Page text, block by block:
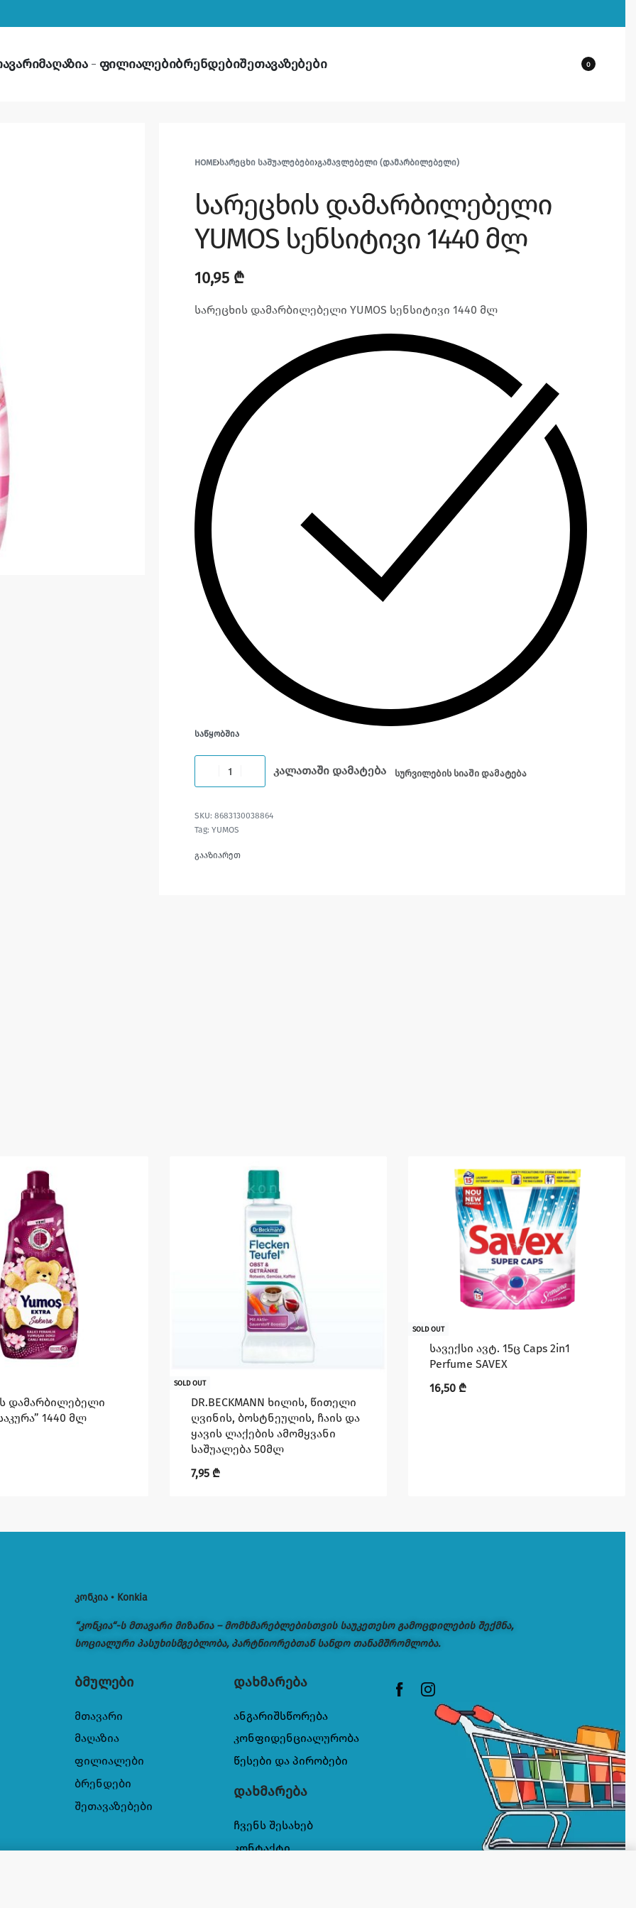
მაღაზია ფილიალებიბრენდებიშეთავაზებები 0
HOME›ᲡᲐᲠᲔᲪᲮᲘ ᲡᲐᲨᲣᲐᲚᲔᲑᲔᲑᲘ›ᲒᲐᲛᲐᲕᲚᲔᲑᲔᲚᲘ (ᲓᲐᲛᲐᲠᲑᲘᲚᲔᲑᲔᲚᲘ)
სარეცხის დამარბილებელი
YUMOS სენსიტივი 1440 მლ
10,95 ₾
სარეცხის დამარბილებელი YUMOS სენსიტივი 1440 მლ
ᲡᲐᲬᲧᲝᲑᲨᲘᲐ
კალათაში დამატება სურვილების სიაში დამატება
8683130038864
Tag: YUMOS
გააზიარეთ
დამარბილებელი
1440 მლ
SOLD OUT
DR.BECKMANN ხილის, წითელი
ღვინის, ბოსტნეულის, ჩაის და
ყავის ლაქების ამომყვანი
საშუალება 50მლ
7,95 ₾
SOLD OUT
სავექსი ავტ. 15ც Caps 2in1
Perfume SAVEX
16,50 ₾
კონკია • Konkia
“კონკია“-ს მთავარი მიზანია – მომხმარებლებისთვის საუკეთესო გამოცდილების შექმნა,
სოციალური პასუხისმგებლობა, პარტნიორებთან სანდო თანამშრომლობა.
ბმულები
მთავარი
მაღაზია
ფილიალები
ბრენდები
შეთავაზებები
დახმარება
ანგარიშსწორება
კონფიდენციალურობა
წესები და პირობები
დახმარება
ჩვენს შესახებ
კონტაქტი